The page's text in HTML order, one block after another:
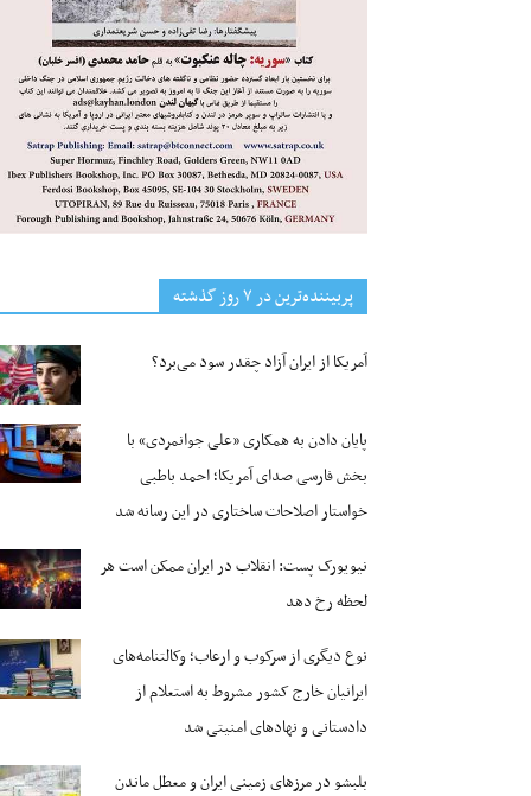
پربیننده‌ترین‌ در ۷ روز گذشته
آمریکا از ایران آزاد چقدر سود می‌برد؟
پایان دادن به همکاری «علی جوانمردی» با
بخش فارسی صدای آمریکا؛ احمد باطبی
خواستار اصلاحات ساختاری در این رسانه شد
نیویورک پست: انقلاب در ایران ممکن است هر
لحظه رخ دهد
نوع دیگری از سرکوب و ارعاب؛ وکالتنامه‌های
ایرانیان خارج کشور مشروط به استعلام از
دادستانی و نهادهای امنیتی شد
بلبشو در مرزهای زمینی ایران و معطل ماندن